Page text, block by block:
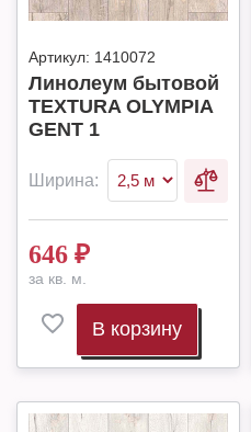
Артикул: 1410072
Линолеум бытовой
TEXTURA OLYMPIA
GENT 1
Ширина:
646 ₽
за кв. м.
В корзину